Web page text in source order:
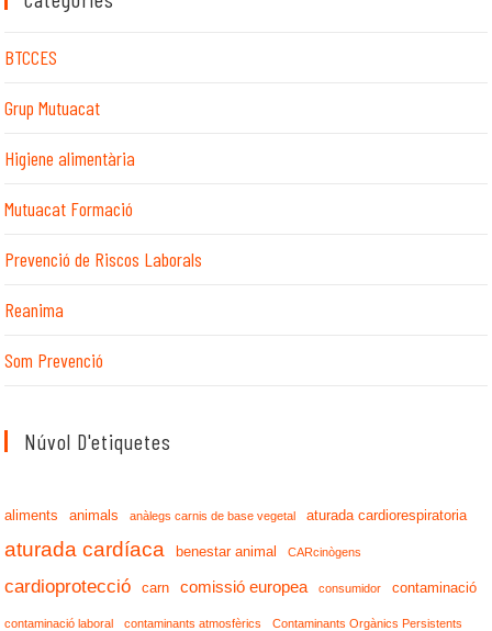
BTCCES
Grup Mutuacat
Higiene alimentària
Mutuacat Formació
Prevenció de Riscos Laborals
Reanima
Som Prevenció
Núvol D'etiquetes
aliments animals anàlegs carnis de base vegetal aturada cardiorespiratoria
aturada cardíaca benestar animal CARcinògens
cardioprotecció carn comissió europea consumidor contaminació
contaminació laboral contaminants atmosfèrics Contaminants Orgànics Persistents